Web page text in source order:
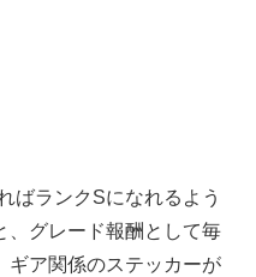
ばランクSになれるよう
、グレード報酬として毎
ギア関係のステッカーが